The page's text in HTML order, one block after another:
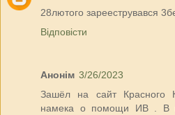
28лютого зарееструвався
Відповісти
Анонім 3/26/2023
Зашёл на сайт
намека о помощи ИВ . В